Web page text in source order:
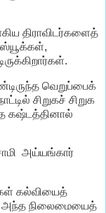
திராவிடர்களைத்
வெறுப்பைக்
சிறுகச் சிறுக
கஷ்டத்தினால்
அய்யங்கார்
கல்வியைத்
நிலைமையைத்